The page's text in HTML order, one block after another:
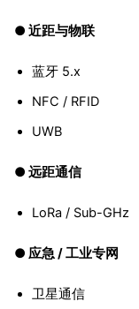
● 近距与物联
蓝牙 5.x
NFC / RFID
UWB
● 远距通信
LoRa / Sub-GHz
● 应急 / 工业专网
卫星通信